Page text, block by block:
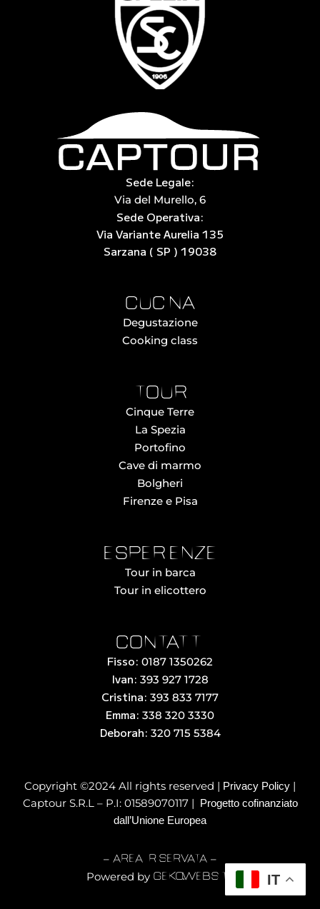
Sede Legale:
Via del Murello, 6
Sede Operativa:
Via Variante Aurelia 135
Sarzana ( SP ) 19038
cucina
Degustazione
Cooking class
tour
Cinque Terre
La Spezia
Portofino
Cave di marmo
Bolgheri
Firenze e Pisa
esperienze
Tour in barca
Tour in elicottero
Contatti
Fisso: 0187 1350262
Ivan: 393 927 1728
Cristina: 393 833 7177
Emma: 338 320 3330
Deborah: 320 715 5384
Copyright ©2024 All rights reserved | Privacy Policy |
Captour S.R.L – P.I: 01589070117 | Progetto cofinanziato
dall’Unione Europea
– AREA RISERVATA –
Powered by geko.website IT